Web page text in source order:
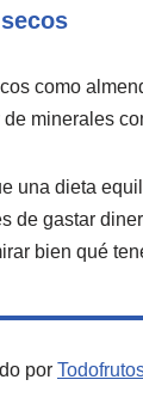
como
minerales
una dieta
de gastar
bien qué
por